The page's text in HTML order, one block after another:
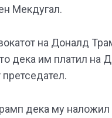
Мекдугал.
на Доналд
дека им платил на
дека му